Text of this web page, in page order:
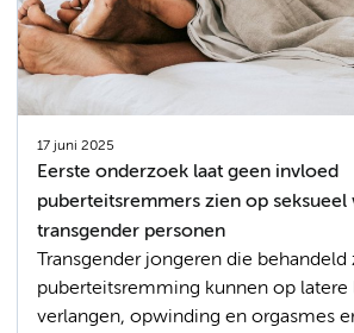
17 juni 2025
Eerste onderzoek laat geen invloed
puberteitsremmers zien op seksueel
transgender personen
Transgender jongeren die
puberteitsremming kunnen op latere
verlangen, opwinding en orgasmes